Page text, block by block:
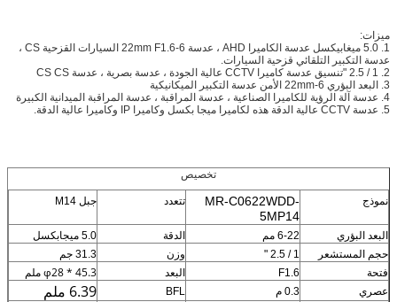
ميزات:
1. 5.0 ميغابيكسل عدسة الكاميرا AHD ، عدسة 6-22mm F1.6 السيارات القزحية CS ،
عدسة التكبير التلقائي قزحية السيارات.
2. 1 / 2.5 "تنسيق عدسة كاميرا CCTV عالية الجودة ، عدسة بصرية ، عدسة CS CS
3. البعد البؤري 6-22mm
الأمن عدسة التكبير الميكانيكية
4. عدسة آلة الرؤية للكاميرا الصناعية ، عدسة المراقبة ، عدسة المراقبة الميدانية الكبيرة
5. عدسة CCTV عالية الدقة هذه لكاميرا ميجا بكسل وكاميرا IP وكاميرا عالية الدقة.
تخصيص
نموذج
MR-C0622WDD-
5MP14
تتعدد جبل M14
البعد البؤري 6-22 مم الدقة
5.0 ميجابكسل
حجم المستشعر
1 / 2.5 " وزن
31.3 جم
فتحة
F1.6 البعد φ28 * 45.3 ملم
عصري 0.3 م BFL 6.39 ملم